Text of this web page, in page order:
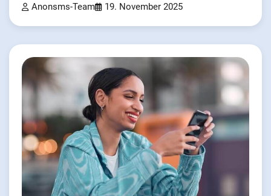
Anonsms-Team 19. November 2025